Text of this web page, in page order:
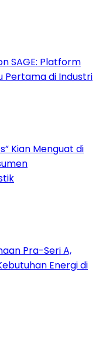
SAGE: Platform
Pertama di Industri
Kian Menguat di
Pra-Seri A,
Energi di